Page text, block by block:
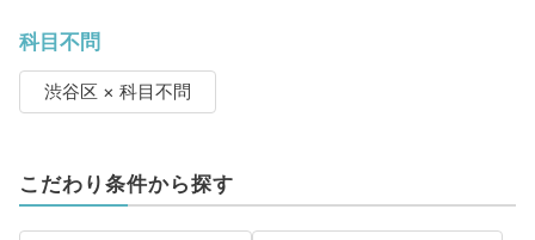
科目不問
渋谷区 × 科目不問
こだわり条件から探す